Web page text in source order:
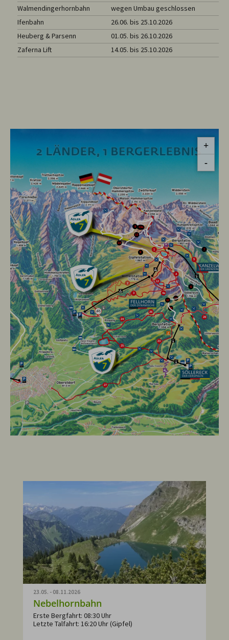
Walmendingerhornbahn
wegen Umbau geschlossen
Ifenbahn
26.06. bis 25.10.2026
Heuberg & Parsenn
01.05. bis 26.10.2026
Zaferna Lift
14.05. bis 25.10.2026
23.05. - 08.11.2026
Nebelhornbahn
Erste Bergfahrt: 08:30 Uhr
Letzte Talfahrt: 16:20 Uhr (Gipfel)